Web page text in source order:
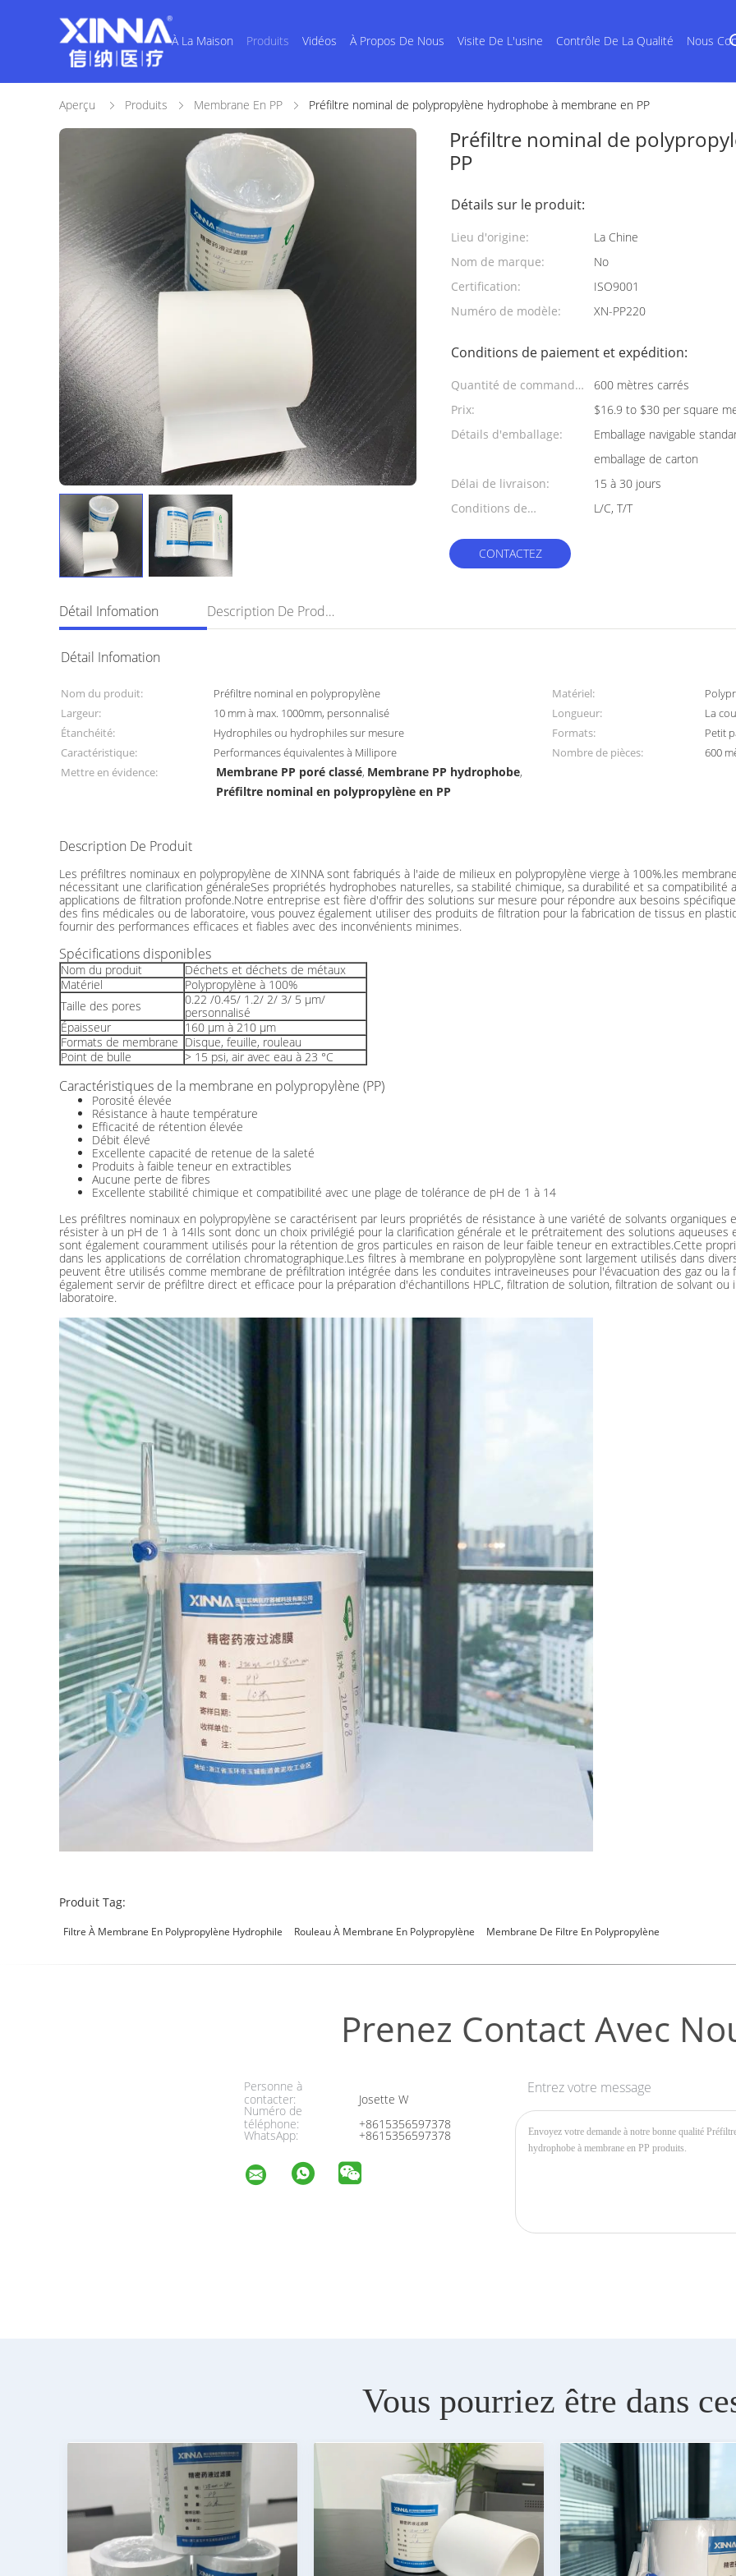
À La Maison Produits Vidéos À Propos De Nous Visite De L'usine Contrôle De La Qualité Nous
Aperçu Produits Membrane En PP Préfiltre nominal de polypropylène hydrophobe à membrane en PP
Préfiltre nominal de
PP
Détails sur le produit:
Lieu d'origine:
La Chine
Nom de marque:
No
Certification:
ISO9001
Numéro de modèle:
XN-PP220
Conditions de paiement et expédition:
Quantité de commande
min:
600 mètres carrés
Prix:
$16.9 to $30 per square
Détails d'emballage:
Emballage navigable
emballage de carton
Délai de livraison:
15 à 30 jours
Conditions de
L/C, T/T
CONTACTEZ
Détail Infomation Description De Produit
Détail Infomation
Nom du produit: Préfiltre nominal en polypropylène Matériel:
Largeur:
10 mm à max. 1000mm, personnalisé Longueur:
La
Étanchéité:
Hydrophiles ou hydrophiles sur mesure Formats:
Petit
Caractéristique:
Performances équivalentes à Millipore Nombre de pièces:
600
Mettre en évidence:
Membrane PP poré classé, Membrane PP hydrophobe,
Préfiltre nominal en polypropylène en PP
Description De Produit
Les préfiltres nominaux en polypropylène de XINNA sont fabriqués à l'aide de milieux en polypropylène vierge à 100%.les
nécessitant une clarification généraleSes propriétés hydrophobes naturelles, sa stabilité chimique, sa durabilité et sa
applications de filtration profonde.Notre entreprise est fière d'offrir des solutions sur mesure pour répondre aux besoins
des fins médicales ou de laboratoire, vous pouvez également utiliser des produits de filtration pour la fabrication de tissus en
fournir des performances efficaces et fiables avec des inconvénients minimes.
Spécifications disponibles
Nom du produit
Déchets et déchets de métaux
Matériel
Polypropylène à 100%
Taille des pores
0.22 /0.45/ 1.2/ 2/ 3/ 5 μm/
personnalisé
Épaisseur
160 μm à 210 μm
Formats de membrane Disque, feuille, rouleau
Point de bulle
> 15 psi, air avec eau à 23 °C
Caractéristiques de la membrane en polypropylène (PP)
Porosité élevée
Résistance à haute température
Efficacité de rétention élevée
Débit élevé
Excellente capacité de retenue de la saleté
Produits à faible teneur en extractibles
Aucune perte de fibres
Excellente stabilité chimique et compatibilité avec une plage de tolérance de pH de 1 à 14
Les préfiltres nominaux en polypropylène se caractérisent par leurs propriétés de résistance à une variété de solvants
résister à un pH de 1 à 14Ils sont donc un choix privilégié pour la clarification générale et le prétraitement des solutions aqueuses
sont également couramment utilisés pour la rétention de gros particules en raison de leur faible teneur en extractibles.Cette
dans les applications de corrélation chromatographique.Les filtres à membrane en polypropylène sont largement utilisés dans
peuvent être utilisés comme membrane de préfiltration intégrée dans les conduites intraveineuses pour l'évacuation des gaz ou
également servir de préfiltre direct et efficace pour la préparation d'échantillons HPLC, filtration de solution, filtration de solvant
laboratoire.
Produit Tag:
Filtre À Membrane En Polypropylène Hydrophile Rouleau À Membrane En Polypropylène Membrane De Filtre En Polypropylène
Prenez Contact Avec
Personne à
contacter:
Josette W
Numéro de
téléphone:
+8615356597378
WhatsApp: +8615356597378
Entrez votre message
Vous pourriez être dans